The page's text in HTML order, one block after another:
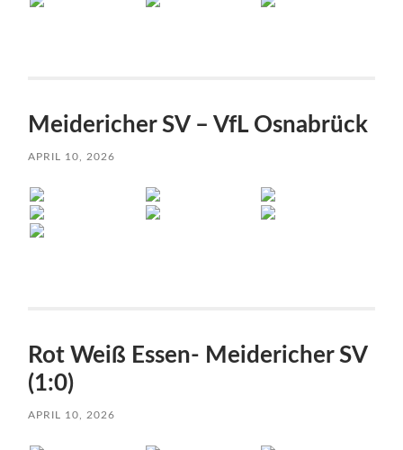
Meidericher SV – VfL Osnabrück
APRIL 10, 2026
Rot Weiß Essen- Meidericher SV
(1:0)
APRIL 10, 2026